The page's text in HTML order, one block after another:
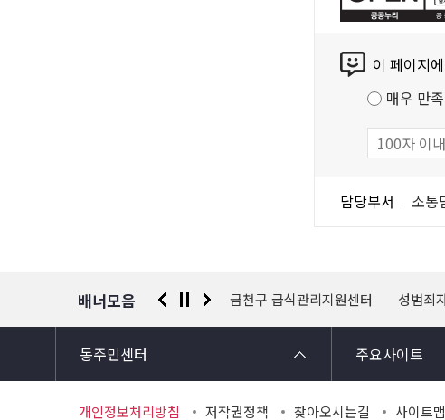
이 페이지
매우 만족
담당부서 소통
배너모음
국가안전시스템개편 종합대책 금천구 급식관리지원센터 성범죄
동주민센터 주요사이트
개인정보처리방침 저작권정책 찾아오시는길 사이트맵